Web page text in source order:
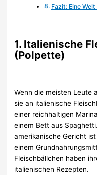
Fazit: Eine
1. Italienische
(Polpette)
Wenn die meisten Leute
sie an italienische
einer reichhaltigen
einem Bett aus
amerikanische Gericht
einem
Fleischbällchen haben
italienischen Rezepten.